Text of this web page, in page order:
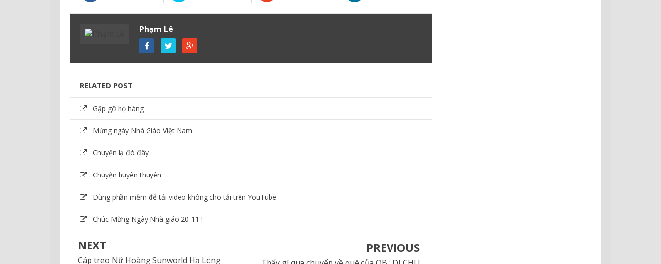
Phạm Lê
RELATED POST
Gặp gỡ họ hàng
Mừng ngày Nhà Giáo Việt Nam
Chuyện lạ đó đây
Chuyện huyên thuyên
Dùng phần mềm để tải video không cho tải trên YouTube
Chúc Mừng Ngày Nhà giáo 20-11 !
NEXT
Cáp treo Nữ Hoàng Sunworld Hạ Long
PREVIOUS